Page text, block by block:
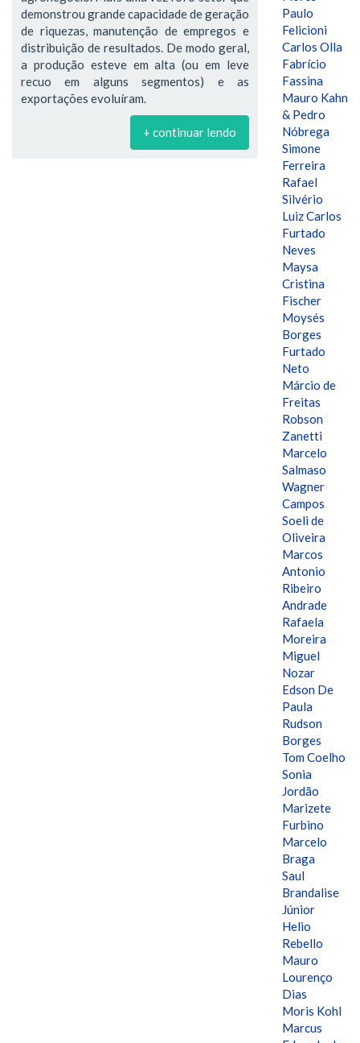
demonstrou grande capacidade de geração
de riquezas, manutenção de empregos e
distribuição de resultados. De modo geral,
a produção esteve em alta (ou em leve
recuo em alguns segmentos) e as
exportações evoluíram.
+ continuar lendo
Paulo
Felicioni
Carlos Olla
Fabrício
Fassina
Mauro Kahn
& Pedro
Nóbrega
Simone
Ferreira
Rafael
Silvério
Luiz Carlos
Furtado
Neves
Maysa
Cristina
Fischer
Moysés
Borges
Furtado
Neto
Márcio de
Freitas
Robson
Zanetti
Marcelo
Salmaso
Wagner
Campos
Soeli de
Oliveira
Marcos
Antonio
Ribeiro
Andrade
Rafaela
Moreira
Miguel
Nozar
Edson De
Paula
Rudson
Borges
Tom Coelho
Sonia
Jordão
Marizete
Furbino
Marcelo
Braga
Saul
Brandalise
Júnior
Helio
Rebello
Mauro
Lourenço
Dias
Moris Kohl
Marcus